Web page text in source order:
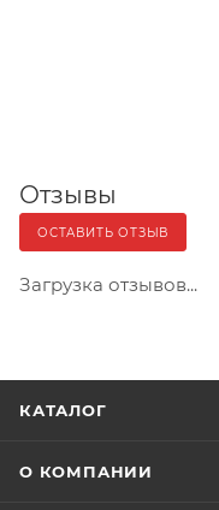
Отзывы
ОСТАВИТЬ ОТЗЫВ
Загрузка отзывов...
КАТАЛОГ
О КОМПАНИИ